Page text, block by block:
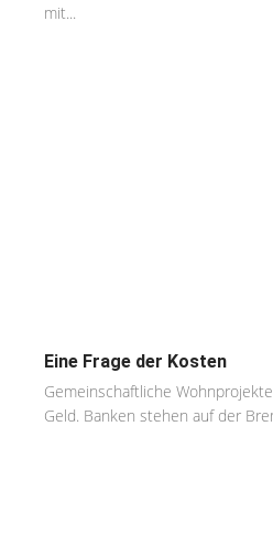
mit...
Eine Frage der Kosten
Gemeinschaftliche
Geld. Banken stehen auf der